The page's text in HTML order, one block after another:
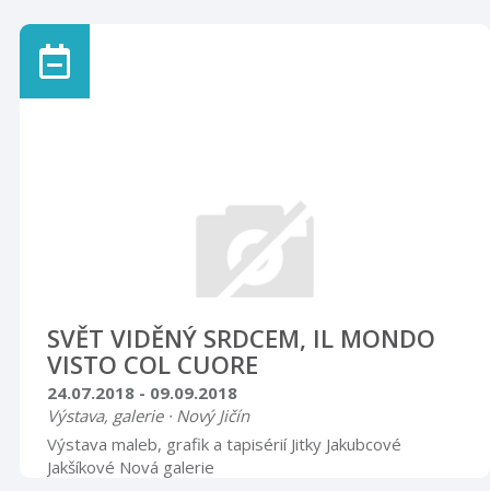
umístil mezi vítězi mezinárodní soutěže krátkých filmů.
Výstava je k vidění v prostorách oddělení pro dospělé
čtenáře, v hodinách určených veřejnosti (23. 7. až 3. 8.
SVĚT VIDĚNÝ SRDCEM, IL MONDO
VISTO COL CUORE
24.07.2018 - 09.09.2018
Výstava, galerie · Nový Jičín
Výstava maleb, grafik a tapisérií Jitky Jakubcové
Jakšíkové Nová galerie